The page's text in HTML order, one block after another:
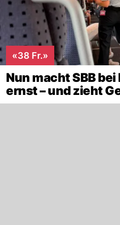
«38 Fr.»
Nun macht SBB
ernst – und zieht